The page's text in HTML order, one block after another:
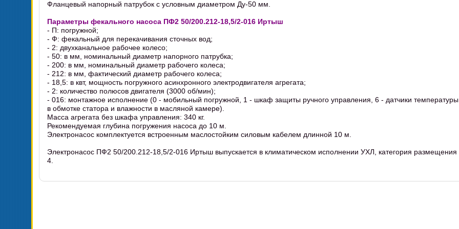
Фланцевый напорный патрубок с условным диаметром Ду-50 мм.
Параметры фекального насоса ПФ2 50/200.212-18,5/2-016 Иртыш
- П: погружной;
- Ф: фекальный для перекачивания сточных вод;
- 2: двухканальное рабочее колесо;
- 50: в мм, номинальный диаметр напорного патрубка;
- 200: в мм, номинальный диаметр рабочего колеса;
- 212: в мм, фактический диаметр рабочего колеса;
- 18,5: в квт, мощность погружного асинхронного электродвигателя агрегата;
- 2: количество полюсов двигателя (3000 об/мин);
- 016: монтажное исполнение (0 - мобильный погружной, 1 - шкаф защиты ручного управления, 6 - датчики температуры
в обмотке статора и влажности в масляной камере).
Масса агрегата без шкафа управления: 340 кг.
Рекомендуемая глубина погружения насоса до 10 м.
Электронасос комплектуется встроенным маслостойким силовым кабелем длинной 10 м.
Электронасос ПФ2 50/200.212-18,5/2-016 Иртыш выпускается в климатическом исполнении УХЛ, категория размещения
4.